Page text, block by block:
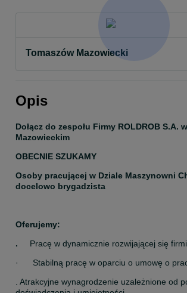
Tomaszów Mazowiecki
Opis
Dołącz do zespołu Firmy ROLDROB S.A.
Mazowieckim
OBECNIE SZUKAMY
Osoby pracującej w Dziale Maszynowni
docelowo brygadzista
Oferujemy:
.
Pracę w dynamicznie rozwijającej się
·      Stabilną pracę w oparciu o umowę o
. Atrakcyjne wynagrodzenie uzależnione od